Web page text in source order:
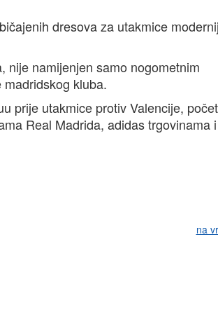
dresova za utakmice
nije namijenjen samo nogometnim
kluba.
prije utakmice protiv Valencije,
Real Madrida, adidas trgovinama i
na